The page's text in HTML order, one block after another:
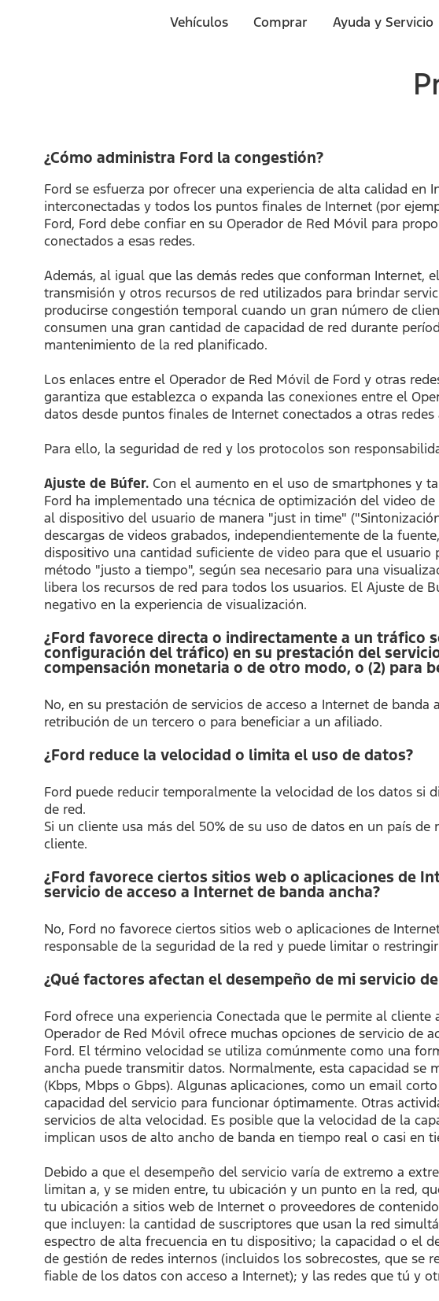
Vehículos Comprar Ayuda y Servicio
¿Cómo administra Ford la congestión?
Ford se esfuerza por ofrecer una experiencia de alta calidad
interconectadas y todos los puntos finales de Internet (por
Ford, Ford debe confiar en su Operador de Red Móvil para
conectados a esas redes.
Además, al igual que las demás redes que conforman Internet,
transmisión y otros recursos de red utilizados para brindar
producirse congestión temporal cuando un gran número de
consumen una gran cantidad de capacidad de red durante
mantenimiento de la red planificado.
Los enlaces entre el Operador de Red Móvil de Ford y otras
garantiza que establezca o expanda las conexiones entre el
datos desde puntos finales de Internet conectados a otras
Para ello, la seguridad de red y los protocolos son
Ajuste de Búfer. Con el aumento en el uso de smartphones y
Ford ha implementado una técnica de optimización del video
al dispositivo del usuario de manera "just in time"
descargas de videos grabados, independientemente de la
dispositivo una cantidad suficiente de video para que el
método "justo a tiempo", según sea necesario para una
libera los recursos de red para todos los usuarios. El Ajuste
negativo en la experiencia de visualización.
¿Ford favorece directa o indirectamente a un tráfico
configuración del tráfico) en su prestación del
compensación monetaria o de otro modo, o (2) para
No, en su prestación de servicios de acceso a Internet de
retribución de un tercero o para beneficiar a un afiliado.
¿Ford reduce la velocidad o limita el uso de datos?
Ford puede reducir temporalmente la velocidad de los datos si
de red.
Si un cliente usa más del 50% de su uso de datos en un país
cliente.
¿Ford favorece ciertos sitios web o aplicaciones de
servicio de acceso a Internet de banda ancha?
No, Ford no favorece ciertos sitios web o aplicaciones de
responsable de la seguridad de la red y puede limitar o
¿Qué factores afectan el desempeño de mi servicio
Ford ofrece una experiencia Conectada que le permite al
Operador de Red Móvil ofrece muchas opciones de servicio de
Ford. El término velocidad se utiliza comúnmente como una
ancha puede transmitir datos. Normalmente, esta capacidad
(Kbps, Mbps o Gbps). Algunas aplicaciones, como un email
capacidad del servicio para funcionar óptimamente. Otras
servicios de alta velocidad. Es posible que la velocidad de la
implican usos de alto ancho de banda en tiempo real o casi en
Debido a que el desempeño del servicio varía de extremo a
limitan a, y se miden entre, tu ubicación y un punto en la red,
tu ubicación a sitios web de Internet o proveedores de
que incluyen: la cantidad de suscriptores que usan la red
espectro de alta frecuencia en tu dispositivo; la capacidad o el
de gestión de redes internos (incluidos los sobrecostes, que se
fiable de los datos con acceso a Internet); y las redes que tú y